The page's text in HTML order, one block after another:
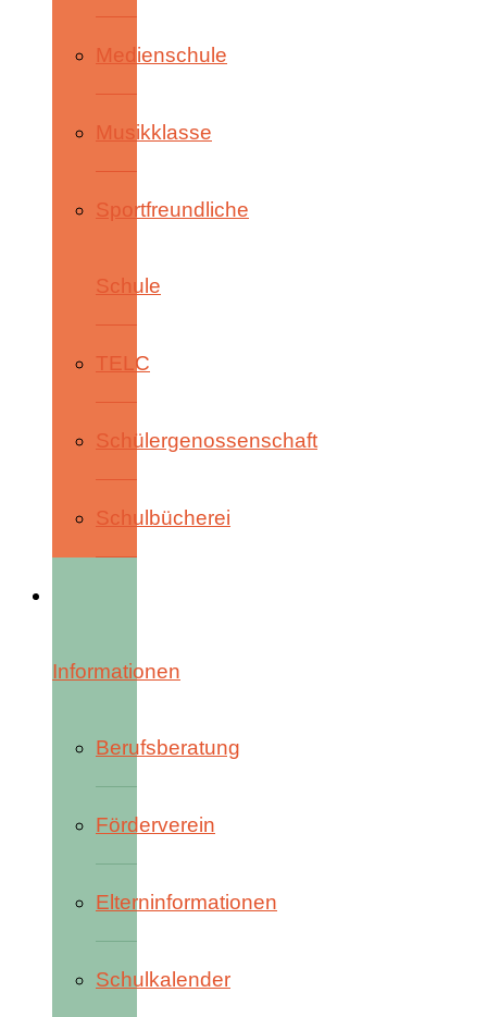
Medienschule
Musikklasse
Sportfreundliche
Schule
TELC
Schülergenossenschaft
Schulbücherei
Informationen
Berufsberatung
Förderverein
Elterninformationen
Schulkalender